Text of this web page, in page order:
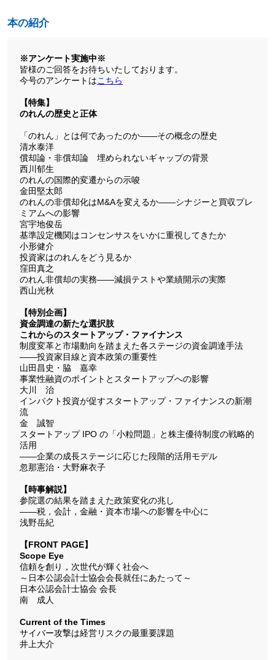
本の紹介
※アンケート実施中※
皆様のご回答をお待ちいたしております。
今号のアンケートはこちら
【特集】
のれんの歴史と正体
「のれん」とは何であったのか――その概念の歴史
清水泰洋
償却論・非償却論 埋められないギャップの背景
西川郁生
のれんの国際的変遷からの示唆
金田堅太郎
のれんの非償却化はM&Aを変えるか――シナジーと買収プレ
ミアムへの影響
宮宇地俊岳
基準設定機関はコンセンサスをいかに重視してきたか
小形健介
投資家はのれんをどう見るか
窪田真之
のれん非償却の実務――減損テストや業績開示の実際
西山光秋
【特別企画】
資金調達の新たな選択肢
これからのスタートアップ・ファイナンス
制度変革と市場動向を踏まえた各ステージの資金調達手法
――投資家目線と資本政策の重要性
山田昌史・脇 嘉幸
事業性融資のポイントとスタートアップへの影響
大川 治
インパクト投資が促すスタートアップ・ファイナンスの新潮
流
金 誠智
スタートアップ IPO の「小粒問題」と株主優待制度の戦略的
活用
――企業の成長ステージに応じた段階的活用モデル
忽那憲治・大野麻衣子
【時事解説】
参院選の結果を踏まえた政策変化の兆し
――税，会計，金融・資本市場への影響を中心に
浅野岳紀
【FRONT PAGE】
Scope Eye
信頼を創り，次世代が輝く社会へ
～日本公認会計士協会会長就任にあたって～
日本公認会計士協会 会長
南 成人
Current of the Times
サイバー攻撃は経営リスクの最重要課題
井上大介